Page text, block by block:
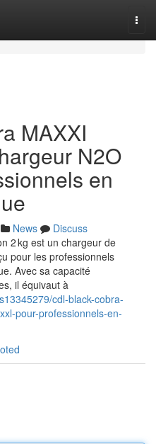
MAXXI
N2O
en
News
Discuss
2 kg est un chargeur de
pour les professionnels
Avec sa capacité
il équivaut à
cdl-black-cobra-
pour-professionnels-en-